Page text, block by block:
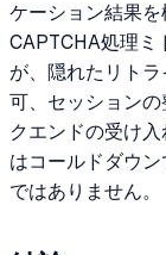
ケーション結果を
CAPTCHA処理ミ
が、隠れたリト
可、セッション
クエンドの受け
はコールドダウ
ではありません。